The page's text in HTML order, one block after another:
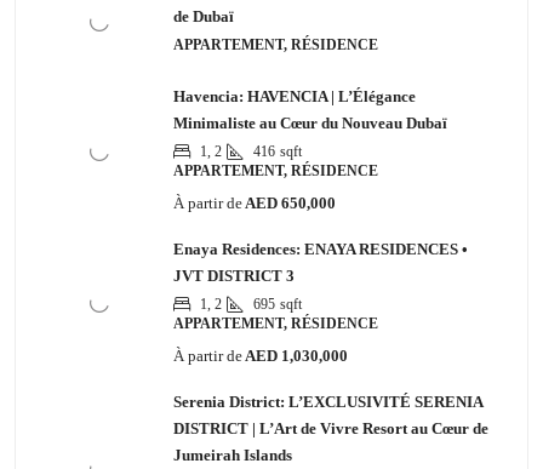
de Dubaï
APPARTEMENT, RÉSIDENCE
Havencia: HAVENCIA | L’Élégance
Minimaliste au Cœur du Nouveau Dubaï
1, 2 416 sqft
APPARTEMENT, RÉSIDENCE
À partir deAED 650,000
Enaya Residences: ENAYA RESIDENCES •
JVT DISTRICT 3
1, 2 695 sqft
APPARTEMENT, RÉSIDENCE
À partir deAED 1,030,000
Serenia District: L’EXCLUSIVITÉ SERENIA
DISTRICT | L’Art de Vivre Resort au Cœur de
Jumeirah Islands